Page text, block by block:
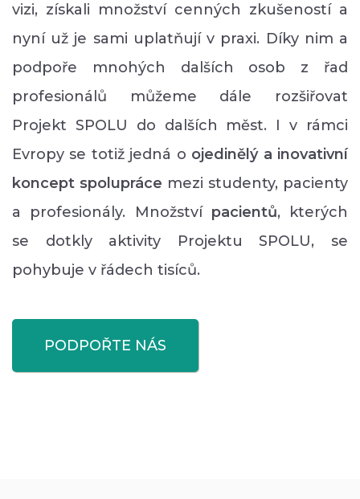
vizi, získali množství cenných zkušeností a
nyní už je sami uplatňují v praxi. Díky nim a
podpoře mnohých dalších osob z řad
profesionálů můžeme dále rozšiřovat
Projekt SPOLU do dalších měst. I v rámci
Evropy se totiž jedná o ojedinělý a inovativní
koncept spolupráce mezi studenty, pacienty
a profesionály. Množství pacientů, kterých
se dotkly aktivity Projektu SPOLU, se
pohybuje v řádech tisíců.
PODPOŘTE NÁS